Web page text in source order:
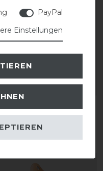
Care Creme
€ *
Liter
ARTIKEL MERKEN
dich auch
PayPal
Einstellungen